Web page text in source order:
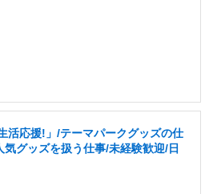
活応援!」/テーマパークグッズの仕
グッズを扱う仕事/未経験歓迎/日